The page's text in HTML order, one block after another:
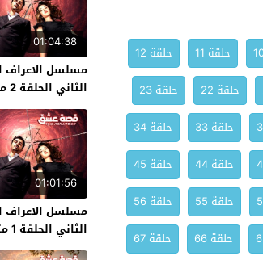
حلقة 11
حلقة 12
حلقة 22
حلقة 23
حلقة 33
حلقة 34
حلقة 44
حلقة 45
حلقة 55
حلقة 56
حلقة 66
حلقة 67
01:04:38
مسلسل الاعراف
الثاني الحلقة 2 مترجم
01:01:56
مسلسل الاعراف
الثاني الحلقة 1 مترجم